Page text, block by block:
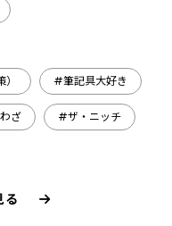
#筆記具大好き
ざ #ザ・ニッチ
る